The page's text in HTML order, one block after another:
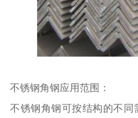
不锈钢角钢应用范围：
不锈钢角钢可按结构的不